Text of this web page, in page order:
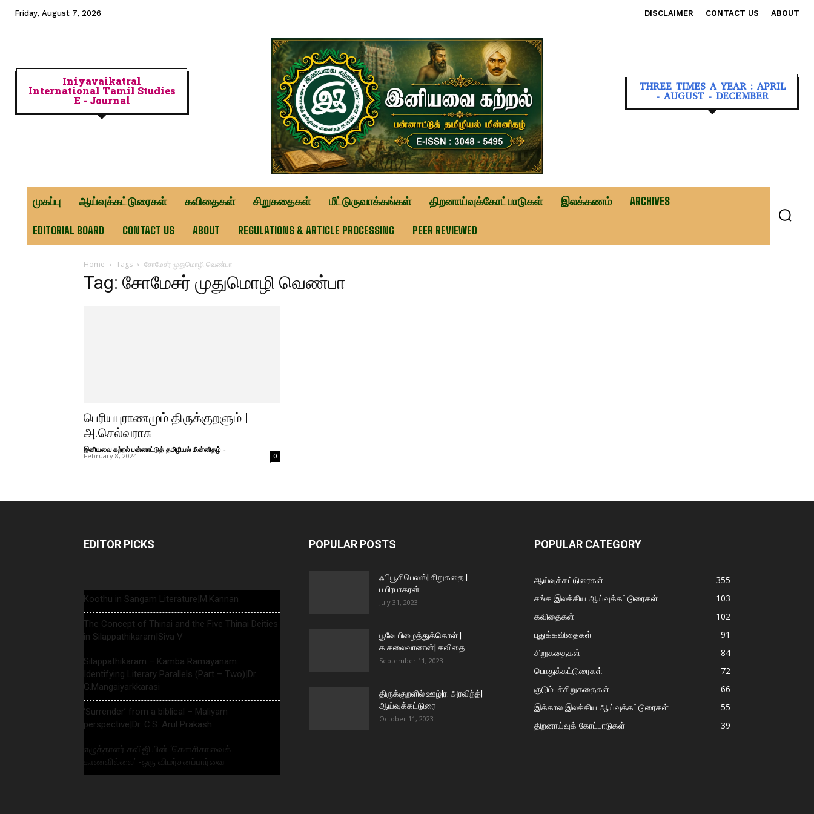
Friday, August 7, 2026 DISCLAIMER CONTACT US ABOUT
Iniyavaikatral
International Tamil Studies
E - Journal
THREE TIMES A YEAR : APRIL
- AUGUST - DECEMBER
முகப்பு ஆய்வுக்கட்டுரைகள் கவிதைகள் சிறுகதைகள் மீட்டுருவாக்கங்கள் திறனாய்வுக்கோட்பாடுகள் இலக்கணம் ARCHIVES
EDITORIAL BOARD CONTACT US ABOUT REGULATIONS & ARTICLE PROCESSING PEER REVIEWED
Home Tags சோமேசர் முதுமொழி வெண்பா
Tag: சோமேசர் முதுமொழி வெண்பா
பெரியபுராணமும் திருக்குறளும் |
அ.செல்வராசு
இனியவை கற்றல் பன்னாட்டுத் தமிழியல் மின்னிதழ் -
February 8, 2024 0
EDITOR PICKS
Koothu in Sangam Literature|M.Kannan
The Concept of Thinai and the Five Thinai Deities
in Silappathikaram|Siva V
Silappathikaram – Kamba Ramayanam:
Identifying Literary Parallels (Part – Two)|Dr.
G.Mangaiyarkkarasi
‘Surrender’ from a biblical – Maliyam
perspective|Dr. C.S. Arul Prakash
எழுத்தாளர் கவிஜியின் ‘கௌசிகாவைக்
காணவில்லை’ -ஒரு விமர்சனப்பார்வை
POPULAR POSTS
ஃபியூசிபெலஸ்| சிறுகதை |
ப.பிரபாகரன்
July 31, 2023
பூவே பிழைத்துக்கொள் |
க.கலைவாணன்| கவிதை
September 11, 2023
திருக்குறளில் ஊழ்|ர. அரவிந்த்|
ஆய்வுக்கட்டுரை
October 11, 2023
POPULAR CATEGORY
ஆய்வுக்கட்டுரைகள்
355
சங்க இலக்கிய ஆய்வுக்கட்டுரைகள்
103
கவிதைகள்
102
புதுக்கவிதைகள்
91
சிறுகதைகள்
84
பொதுக்கட்டுரைகள்
72
குடும்பச்சிறுகதைகள்
66
இக்கால இலக்கிய ஆய்வுக்கட்டுரைகள்
55
திறனாய்வுக் கோட்பாடுகள்
39